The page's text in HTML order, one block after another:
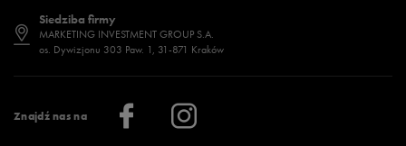
Znajdź nas na
Regulamin sklepu 50 style
Regulamin aplikacji 50 style
Więcej regulaminów >
Jak wybrać buty na zimę?
Więcej >
Stylizacje damskie
Sklepy stacjonarne
Klub 50 style
Praca
Informacje o firmie
Siedziba firmy
MARKETING INVESTMENT GROUP S.A.
os. Dywizjonu 303 Paw. 1, 31-871 Kraków